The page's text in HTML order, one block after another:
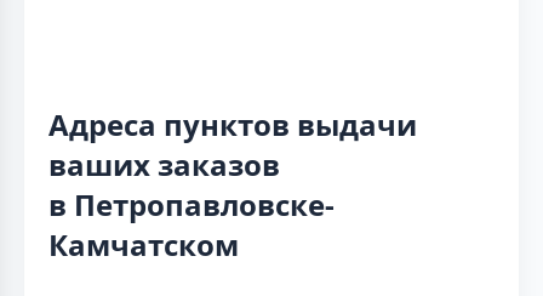
Адреса пунктов выдачи
ваших заказов
в Петропавловске-
Камчатском